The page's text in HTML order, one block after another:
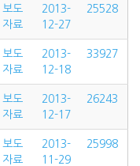
보도
자료
2013-
12-27
25528
보도
자료
2013-
12-18
33927
보도
자료
2013-
12-17
26243
보도
자료
2013-
11-29
25998